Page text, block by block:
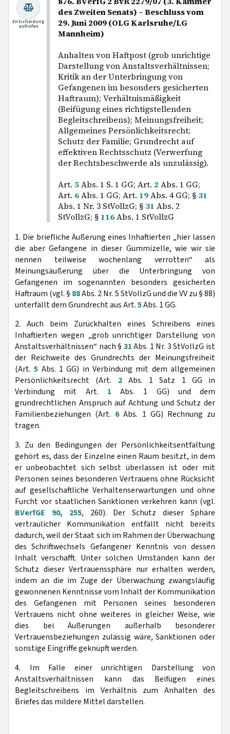
des Zweiten Senats) – Beschluss vom
29. Juni 2009 (OLG Karlsruhe/LG
Mannheim)
Anhalten von Haftpost (grob unrichtige
Darstellung von Anstaltsverhältnissen;
Kritik an der Unterbringung von
Gefangenen im besonders gesicherten
Haftraum); Verhältnismäßigkeit
(Beifügung eines richtigstellenden
Begleitschreibens); Meinungsfreiheit;
Allgemeines Persönlichkeitsrecht;
Schutz der Familie; Grundrecht auf
effektiven Rechtsschutz (Verwerfung
der Rechtsbeschwerde als unzulässig).
Art. 5Abs. 1 S. 1 GG; Art. 2 Abs. 1 GG;
Art. 6Abs. 1 GG; Art. 19Abs. 4 GG; § 31
Abs. 1 Nr. 3 StVollzG; § 31 Abs. 2
StVollzG; § 116Abs. 1 StVollzG
Entscheidung
aufrufen
1. Die briefliche Äußerung eines Inhaftierten „hier lassen
die aber Gefangene in dieser Gummizelle, wie wir sie
nennen teilweise wochenlang verrotten“ als
Meinungsäußerung über die Unterbringung von
Gefangenen im sogenannten besonders gesicherten
Haftraum (vgl. § 88Abs. 2 Nr. 5 StVollzG und die VV zu § 88)
unterfällt dem Grundrecht aus Art.5Abs. 1 GG.
2. Auch beim Zurückhalten eines Schreibens eines
Inhaftierten wegen „grob unrichtiger Darstellung von
Anstaltsverhältnissen“ nach § 31Abs. 1 Nr. 3 StVollzG ist
der Reichweite des Grundrechts der Meinungsfreiheit
(Art.5 Abs. 1 GG) in Verbindung mit dem allgemeinen
Persönlichkeitsrecht (Art. 2Abs. 1 Satz 1 GG in
Verbindung mit Art. 1 Abs. 1 GG) und dem
grundrechtlichen Anspruch auf Achtung und Schutz der
Familienbeziehungen (Art. 6Abs. 1 GG) Rechnung zu
tragen.
3. Zu den Bedingungen der Persönlichkeitsentfaltung
gehört es, dass der Einzelne einen Raum besitzt, in dem
er unbeobachtet sich selbst überlassen ist oder mit
Personen seines besonderen Vertrauens ohne Rücksicht
auf gesellschaftliche Verhaltenserwartungen und ohne
Furcht vor staatlichen Sanktionen verkehren kann (vgl.
BVerfGE 90, 255, 260). Der Schutz dieser Sphäre
vertraulicher Kommunikation entfällt nicht bereits
dadurch, weil der Staat sich im Rahmen der Überwachung
des Schriftwechsels Gefangener Kenntnis von dessen
Inhalt verschafft. Unter solchen Umständen kann der
Schutz dieser Vertrauenssphäre nur erhalten werden,
indem an die im Zuge der Überwachung zwangsläufig
gewonnenen Kenntnisse vom Inhalt der Kommunikation
des Gefangenen mit Personen seines besonderen
Vertrauens nicht ohne weiteres in gleicher Weise, wie
dies bei Äußerungen außerhalb besonderer
Vertrauensbeziehungen zulässig wäre, Sanktionen oder
sonstige Eingriffe geknüpft werden.
4. Im Falle einer unrichtigen Darstellung von
Anstaltsverhältnissen kann das Beifügen eines
Begleitschreibens im Verhältnis zum Anhalten des
Briefes das mildere Mittel darstellen.